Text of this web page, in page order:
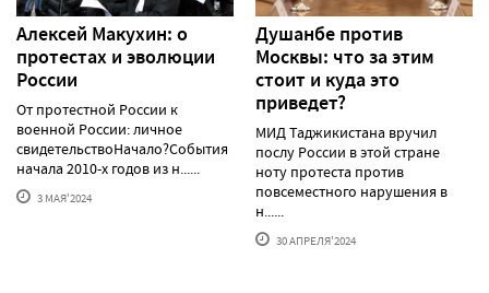
Алексей Макуxин: о
протестаx и эволюции
России
От протестной России к
военной России: личное
свидетельствоНачало?События
начала 2010-х годов из н......
3 МАЯ'2024
Душанбе против
Москвы: что за этим
стоит и куда это
приведет?
МИД Таджикистана вручил
послу России в этой стране
ноту протеста против
повсеместного нарушения в
н......
30 АПРЕЛЯ'2024